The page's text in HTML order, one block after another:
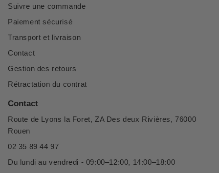
Suivre une commande
Paiement sécurisé
Transport et livraison
Contact
Gestion des retours
Rétractation du contrat
Contact
Route de Lyons la Foret, ZA Des deux Rivières, 76000
Rouen
02 35 89 44 97
Du lundi au vendredi - 09:00–12:00, 14:00–18:00